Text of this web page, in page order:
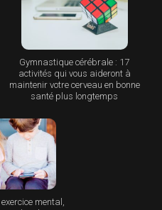
Gymnastique cérébrale : 17
activités qui vous aideront à
maintenir votre cerveau en bonne
santé plus longtemps
mental,